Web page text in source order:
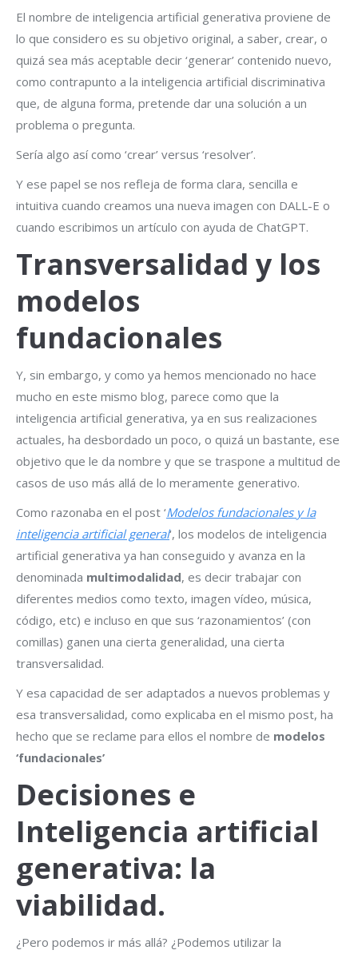
El nombre de inteligencia artificial generativa proviene de
lo que considero es su objetivo original, a saber, crear, o
quizá sea más aceptable decir ‘generar’ contenido nuevo,
como contrapunto a la inteligencia artificial discriminativa
que, de alguna forma, pretende dar una solución a un
problema o pregunta.
Sería algo así como ‘crear’ versus ‘resolver’.
Y ese papel se nos refleja de forma clara, sencilla e
intuitiva cuando creamos una nueva imagen con DALL-E o
cuando escribimos un artículo con ayuda de ChatGPT.
Transversalidad y los
modelos
fundacionales
Y, sin embargo, y como ya hemos mencionado no hace
mucho en este mismo blog, parece como que la
inteligencia artificial generativa, ya en sus realizaciones
actuales, ha desbordado un poco, o quizá un bastante, ese
objetivo que le da nombre y que se traspone a multitud de
casos de uso más allá de lo meramente generativo.
Como razonaba en el post ‘Modelos fundacionales y la
inteligencia artificial general‘, los modelos de inteligencia
artificial generativa ya han conseguido y avanza en la
denominada multimodalidad, es decir trabajar con
diferentes medios como texto, imagen vídeo, música,
código, etc) e incluso en que sus ‘razonamientos’ (con
comillas) ganen una cierta generalidad, una cierta
transversalidad.
Y esa capacidad de ser adaptados a nuevos problemas y
esa transversalidad, como explicaba en el mismo post, ha
hecho que se reclame para ellos el nombre de modelos
‘fundacionales’
Decisiones e
Inteligencia artificial
generativa: la
viabilidad.
¿Pero podemos ir más allá? ¿Podemos utilizar la